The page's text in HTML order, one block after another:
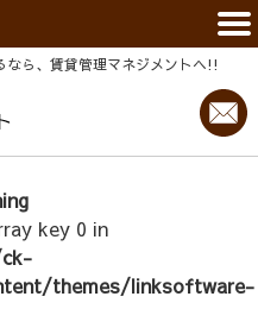
なら、賃貸管理マネジメントヘ!!
key 0 in
themes/linksoftware-